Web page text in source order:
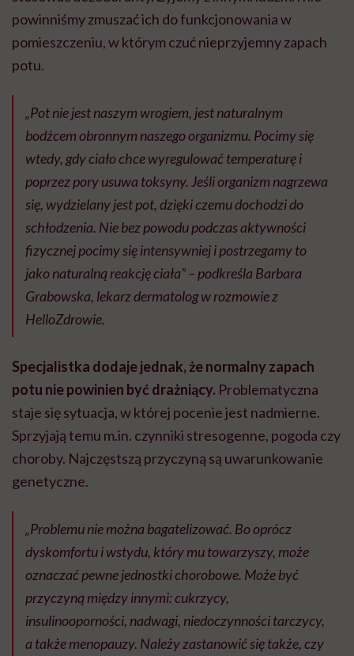
powinniśmy zmuszać ich do funkcjonowania w
pomieszczeniu, w którym czuć nieprzyjemny zapach
potu.
„Pot nie jest naszym wrogiem, jest naturalnym
bodźcem obronnym naszego organizmu. Pocimy się
wtedy, gdy ciało chce wyregulować temperaturę i
poprzez pory usuwa toksyny. Jeśli organizm nagrzewa
się, wydzielany jest pot, dzięki czemu dochodzi do
schłodzenia. Nie bez powodu podczas aktywności
fizycznej pocimy się intensywniej i postrzegamy to
jako naturalną reakcję ciała” – podkreśla Barbara
Grabowska, lekarz dermatolog w rozmowie z
HelloZdrowie.
Specjalistka dodaje jednak, że normalny zapach
potu nie powinien być drażniący. Problematyczna
staje się sytuacja, w której pocenie jest nadmierne.
Sprzyjają temu m.in. czynniki stresogenne, pogoda czy
choroby. Najczęstszą przyczyną są uwarunkowanie
genetyczne.
„Problemu nie można bagatelizować. Bo oprócz
dyskomfortu i wstydu, który mu towarzyszy, może
oznaczać pewne jednostki chorobowe. Może być
przyczyną między innymi: cukrzycy,
insulinooporności, nadwagi, niedoczynności tarczycy,
a także menopauzy. Należy zastanowić się także, czy